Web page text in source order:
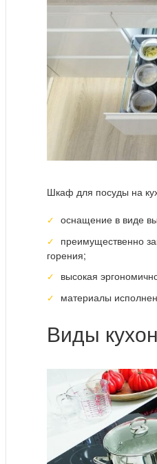
Шкаф для посуды на
оснащение в виде
преимущественно
горения;
высокая
материалы
Виды